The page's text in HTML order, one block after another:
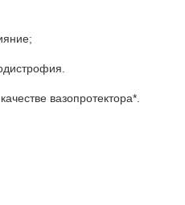
вазопротектора*.